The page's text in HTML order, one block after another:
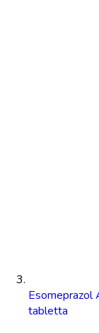
Esomeprazol
tabletta